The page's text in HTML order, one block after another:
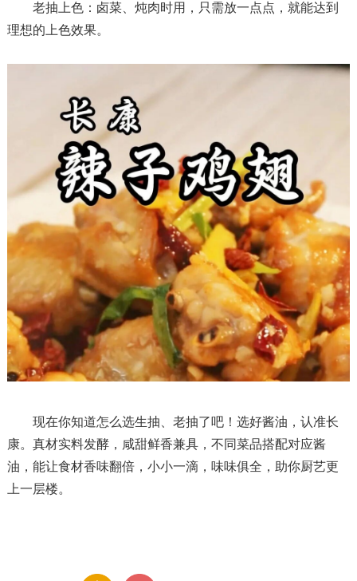
老抽上色：卤菜、炖肉时用，只需放一点点，就能达到
理想的上色效果。
现在你知道怎么选生抽、老抽了吧！选好酱油，认准长
康。真材实料发酵，咸甜鲜香兼具，不同菜品搭配对应酱
油，能让食材香味翻倍，小小一滴，味味俱全，助你厨艺更
上一层楼。